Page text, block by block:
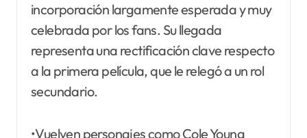
incorporación largamente esperada y muy
celebrada por los fans. Su llegada
representa una rectificación clave respecto
a la primera película, que le relegó a un rol
secundario.
•Vuelven personajes como Cole Young